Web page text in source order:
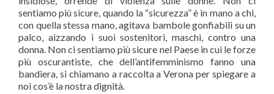
sentiamo più sicure, quando la “sicurezza” è in mano a chi,
con quella stessa mano, agitava bambole gonfiabili su un
palco, aizzando i suoi sostenitori, maschi, contro una
donna. Non ci sentiamo più sicure nel Paese in cui le forze
più oscurantiste, che dell’antifemminismo fanno una
bandiera, si chiamano a raccolta a Verona per spiegare a
noi cos’è la nostra dignità.